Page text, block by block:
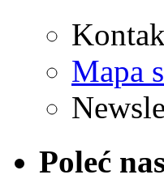
Mapa
Poleć